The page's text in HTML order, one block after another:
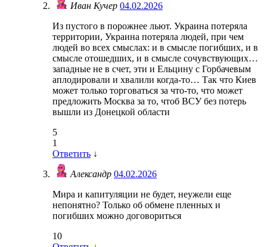
Иван Кучер 04.02.2026
Из пустого в порожнее льют. Украина потеряла
территории, Украина потеряла людей, при чем
людей во всех смыслах: и в смысле погибших, и в
смысле отошедших, и в смысле сочувствующих…
западные не в счет, эти и Ельцину с Горбачевым
аплодировали и хвалили когда-то… Так что Киев
может только торговаться за что-то, что может
предложить Москва за то, чтоб ВСУ без потерь
вышли из Донецкой области
5
1
Ответить ↓
Александр 04.02.2026
Мира и капитуляции не будет, неужели еще
непонятно? Только об обмене пленных и
погибших можно договориться
10